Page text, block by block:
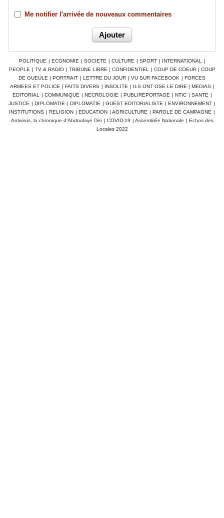
Me notifier l'arrivée de nouveaux commentaires
POLITIQUE | ECONOMIE | SOCIETE | CULTURE | SPORT | INTERNATIONAL
|
PEOPLE | TV & RADIO | TRIBUNE LIBRE | CONFIDENTIEL | COUP DE COEUR | COUP
DE GUEULE | PORTRAIT | LETTRE DU JOUR | VU SUR FACEBOOK | FORCES
ARMEES ET POLICE | FAITS DIVERS | INSOLITE | ILS ONT OSE LE DIRE | MEDIAS |
EDITORIAL
| COMMUNIQUE | NECROLOGIE | PUBLIREPORTAGE | NTIC | SANTE |
JUSTICE | DIPLOMATIE | DIPLOMATIE | GUEST EDITORIALISTE | ENVIRONNEMENT |
INSTITUTIONS | RELIGION | EDUCATION | AGRICULTURE | PAROLE DE CAMPAGNE |
Antivirus, la chronique d'Abdoulaye Der | COVID-19 | Assemblée Nationale | Echos des
Locales 2022